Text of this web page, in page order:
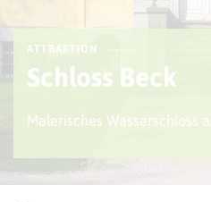
ATTRAKTION
Schloss Beck
Malerisches Wasserschloss